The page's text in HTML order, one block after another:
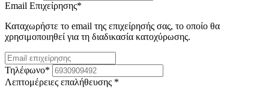
Email Επιχείρησης*
Καταχωρήστε το email της επιχείρησής σας, το οποίο θα
χρησιμοποιηθεί για τη διαδικασία κατοχύρωσης.
Τηλέφωνο*
Λεπτομέρειες επαλήθευσης *